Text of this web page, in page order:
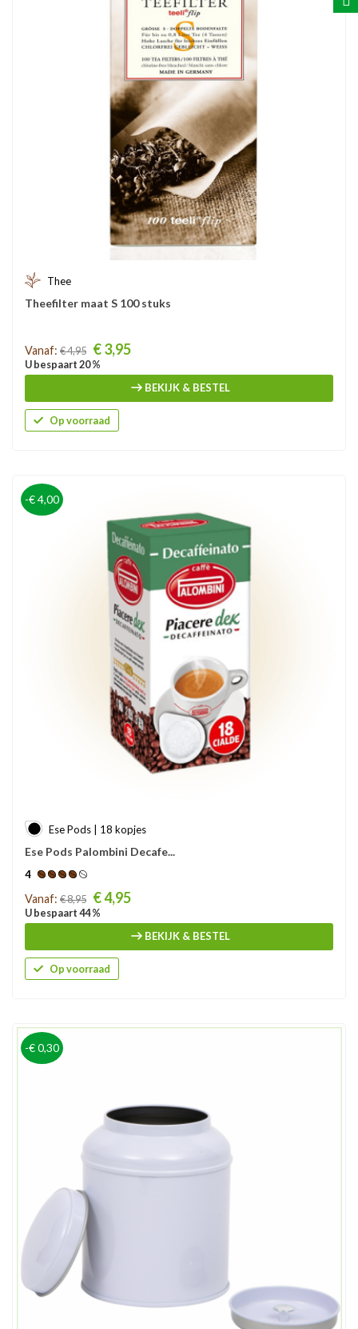
Thee
Theefilter maat S 100 stuks
Prijs
Vanaf: € 4,95 € 3,95
U bespaart 20 %
BEKIJK & BESTEL
Op voorraad
-€ 4,00
Ese Pods | 18 kopjes
Ese Pods Palombini Decafe...
4
Prijs
Vanaf: € 8,95 € 4,95
U bespaart 44 %
BEKIJK & BESTEL
Op voorraad
-€ 0,30